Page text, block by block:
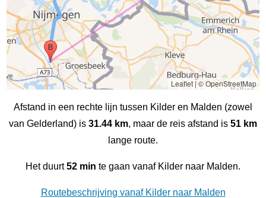
Leaflet|© OpenStreetMap
Afstand in een rechte lijn tussen Kilder en Malden (zowel
van Gelderland) is 31.44 km, maar de reis afstand is 51 km
lange route.
Het duurt52 min te gaan vanaf Kilder naar Malden.
Routebeschrijving vanaf Kilder naar Malden